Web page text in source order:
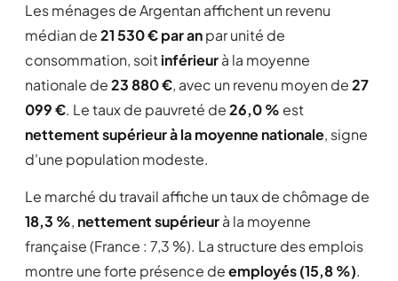
Les ménages de Argentan affichent un revenu
médian de21 530 € par anpar unité de
consommation, soitinférieurà la moyenne
nationale de23 880 €, avec un revenu moyen de27
099 €. Le taux de pauvreté de26,0 % est
nettement supérieur à la moyenne nationale, signe
d'une population modeste.
Le marché du travail affiche un taux de chômage de
18,3 %, nettement supérieurà la moyenne
française (France : 7,3 %). La structure des emplois
montre une forte présence deemployés (15,8 %).